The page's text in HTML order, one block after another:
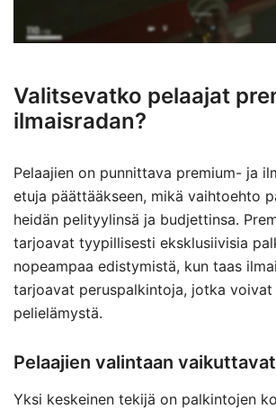
Valitsevatko pelaajat
ilmaisradan?
Pelaajien on punnittava premium- ja
etuja päättääkseen, mikä vaihtoehto
heidän pelityylinsä ja budjettinsa.
tarjoavat tyypillisesti eksklusiivisia
nopeampaa edistymistä, kun taas
tarjoavat peruspalkintoja, jotka voivat
pelielämystä.
Pelaajien valintaan
Yksi keskeinen tekijä on palkintojen